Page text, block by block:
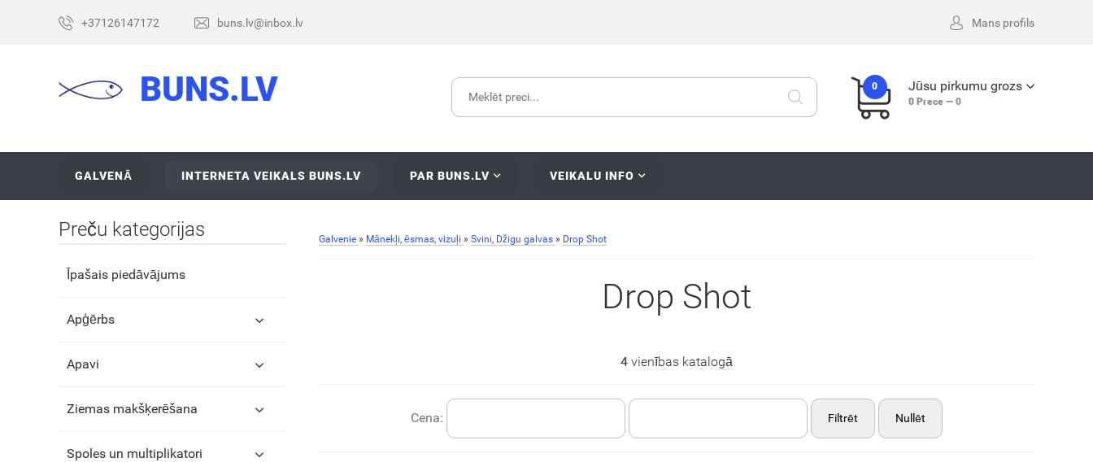
+37126147172 buns.lv@inbox.lv Mans profils
BUNS.LV 0 Jūsu pirkumu grozs
0 Prece — 0
GALVENĀ INTERNETA VEIKALS BUNS.LV PAR BUNS.LV VEIKALU INFO
Galvenie » Mānekļi, ēsmas, vizuļi » Svini, Džigu galvas » Drop Shot
Drop Shot
4 vienības katalogā
Cena: Filtrēt Nullēt
Preču kategorijas
Īpašais piedāvājums
Apģērbs
Apavi
Ziemas makšķerēšana
Spoles un multiplikatori